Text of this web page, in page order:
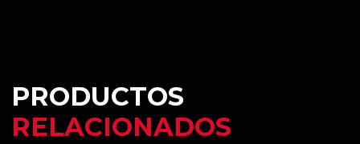
PRODUCTOS
RELACIONADOS